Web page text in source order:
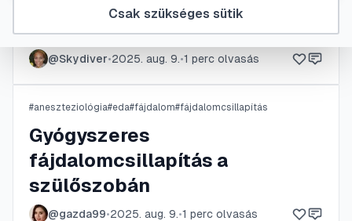
Epidurális fájdalomcsillapítás
szülés alatt
@Skydiver•2025. aug. 9.•1 perc olvasás
#aneszteziológia#eda#fájdalom#fájdalomcsillapítás
Gyógyszeres
fájdalomcsillapítás a
szülőszobán
@gazda99•2025. aug. 9.•1 perc olvasás
Csak szükséges sütik